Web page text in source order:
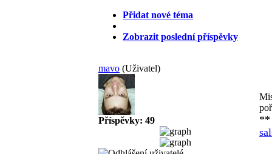
Přidat nové téma
Zobrazit poslední příspěvky
mavo (Uživatel)
Příspěvky: 49
**